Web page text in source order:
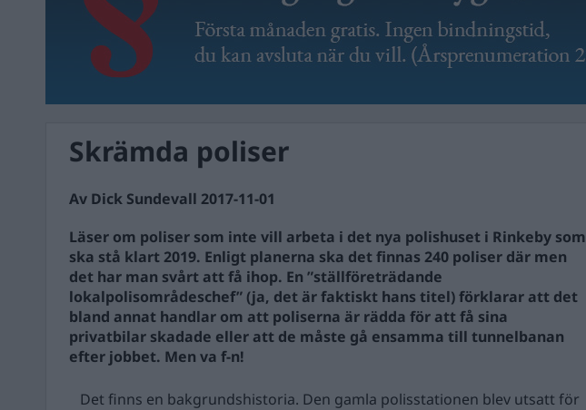
Skrämda poliser
Av Dick Sundevall 2017-11-01
Läser om poliser som inte vill arbeta i det nya polishuset i Rinkeby som
ska stå klart 2019. Enligt planerna ska det finnas 240 poliser där men
det har man svårt att få ihop. En ”ställföreträdande
lokalpolisområdeschef” (ja, det är faktiskt hans titel) förklarar att det
bland annat handlar om att poliserna är rädda för att få sina
privatbilar skadade eller att de måste gå ensamma till tunnelbanan
efter jobbet. Men va f-n!
Det finns en bakgrundshistoria. Den gamla polisstationen blev utsatt för